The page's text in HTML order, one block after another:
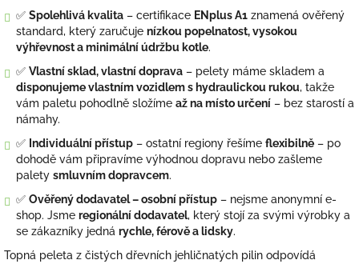
✅ Spolehlivá kvalita – certifikace ENplus A1 znamená ověřený
standard, který zaručuje nízkou popelnatost, vysokou
výhřevnost a minimální údržbu kotle.
✅ Vlastní sklad, vlastní doprava – pelety máme skladem a
disponujeme vlastním vozidlem s hydraulickou rukou, takže
vám paletu pohodlně složíme až na místo určení – bez starostí a
námahy.
✅ Individuální přístup – ostatní regiony řešíme flexibilně – po
dohodě vám připravíme výhodnou dopravu nebo zašleme
palety smluvním dopravcem.
✅ Ověřený dodavatel – osobní přístup – nejsme anonymní e-
shop. Jsme regionální dodavatel, který stojí za svými výrobky a
se zákazníky jedná rychle, férově a lidsky.
Topná peleta z čistých dřevních jehličnatých pilin odpovídá